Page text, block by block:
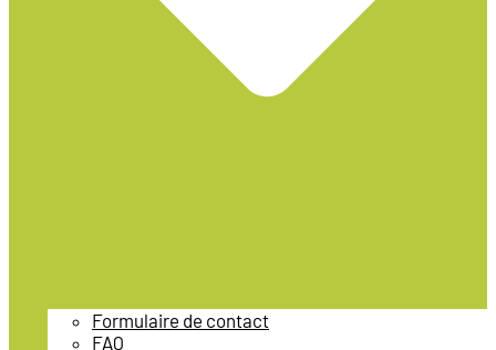
Formulaire de contact
FAQ